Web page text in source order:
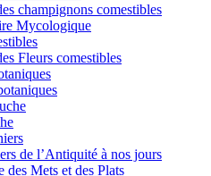
champignons comestibles
Mycologique
Fleurs comestibles
de l’Antiquité à nos jours
des Mets et des Plats